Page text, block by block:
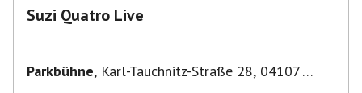
Suzi Quatro Live
Parkbühne, Karl-Tauchnitz-Straße 28, 04107